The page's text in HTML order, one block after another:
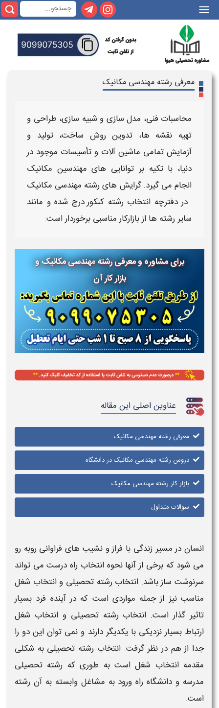
|||
معرفی رشته مهندسی مکانیک
محاسبات فنی، مدل سازی و شبیه سازی، طراحی و
تهیه نقشه ها، تدوین روش ساخت، تولید و
آزمایش تمامی ماشین آلات و تأسیسات موجود در
دنیا، با تکیه بر توانایی های مهندسین مکانیک
انجام می گیرد.گرایش های رشته مهندسی مکانیک​
در دفترچه انتخاب رشته کنکور درج شده و مانند
سایر رشته ها ازبازارکارمناسبی برخوردار است.
برای مشاوره و معرفی رشتهمهندسی مکانیکو
بازار کار آن
عناوین اصلی این مقاله
معرفی رشته مهندسی مکانیک
دروس رشته مهندسی مکانیک در دانشگاه
بازار کار رشته مهندسی مکانیک
سوالات متداول
انسان در مسیر زندگی با فراز و نشیب های فراوانی روبه رو
می شود که برخی از آنها نحوه انتخاب راه درست می تواند
سرنوشت ساز باشد. انتخاب رشتهتحصیلی و انتخاب شغل
مناسب نیز از جمله مواردی است که در آینده فرد بسیار
تاثیر گذار است. انتخاب رشتهتحصیلی و انتخاب شغل
ارتباط بسیار نزدیکی با یکدیگر دارند و نمی توان این دو را
جدا از هم در نظر گرفت. انتخاب رشته تحصیلی به شکلی
مقدمه انتخاب شغلاست به طوری که رشته تحصیلی
مدرسه و دانشگاه راه ورود به مشاغل وابسته به آن رشته
است.